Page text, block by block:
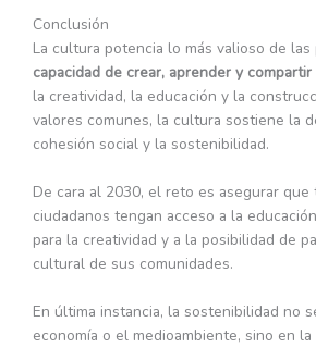
Conclusión
La cultura potencia lo más valioso de las
capacidad de crear, aprender y
la creatividad, la educación y la
valores comunes, la cultura sostiene la
cohesión social y la sostenibilidad.
De cara al 2030, el reto es asegurar que
ciudadanos tengan acceso a la
para la creatividad y a la posibilidad de
cultural de sus comunidades.
En última instancia, la sostenibilidad no
economía o el medioambiente, sino en la